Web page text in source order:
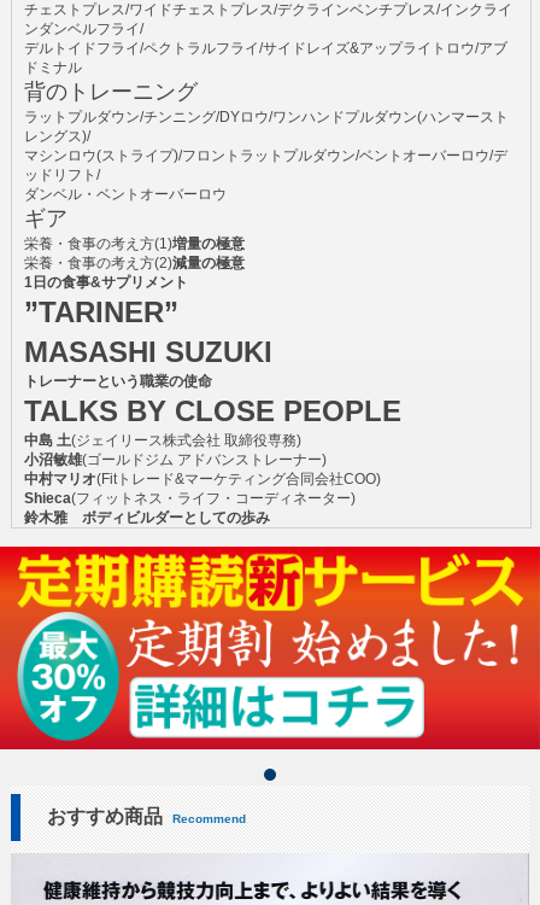
チェストプレス/ワイドチェストプレス/デクラインベンチプレス/インクライ
ンダンベルフライ/
デルトイドフライ/ペクトラルフライ/サイドレイズ&アップライトロウ/アブ
ドミナル
背のトレーニング
ラットプルダウン/チンニング/DYロウ/ワンハンドプルダウン(ハンマースト
レングス)/
マシンロウ(ストライプ)/フロントラットプルダウン/ベントオーバーロウ/デ
ッドリフト/
ダンベル・ベントオーバーロウ
ギア
栄養・食事の考え方(1)増量の極意
栄養・食事の考え方(2)減量の極意
1日の食事&サプリメント
”TARINER”
MASASHI SUZUKI
トレーナーという職業の使命
TALKS BY CLOSE PEOPLE
中島 土(ジェイリース株式会社 取締役専務)
小沼敏雄(ゴールドジム アドバンストレーナー)
中村マリオ(Fitトレード&マーケティング合同会社COO)
Shieca(フィットネス・ライフ・コーディネーター)
鈴木雅 ボディビルダーとしての歩み
おすすめ商品 Recommend